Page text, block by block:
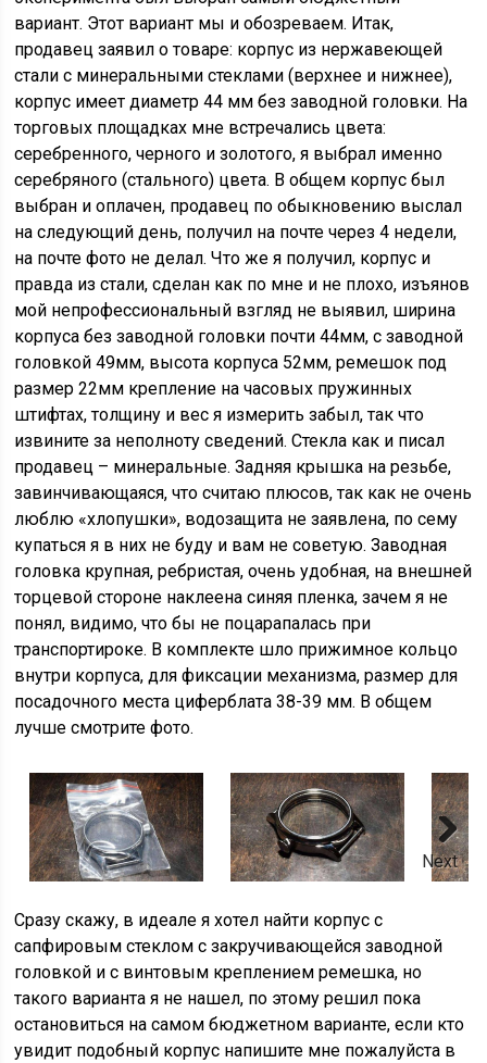
вариант. Этот вариант мы и обозреваем. Итак,
продавец заявил о товаре: корпус из нержавеющей
стали с минеральными стеклами (верхнее и нижнее),
корпус имеет диаметр 44 мм без заводной головки. На
торговых площадках мне встречались цвета:
серебренного, черного и золотого, я выбрал именно
серебряного (стального) цвета. В общем корпус был
выбран и оплачен, продавец по обыкновению выслал
на следующий день, получил на почте через 4 недели,
на почте фото не делал. Что же я получил, корпус и
правда из стали, сделан как по мне и не плохо, изъянов
мой непрофессиональный взгляд не выявил, ширина
корпуса без заводной головки почти 44мм, с заводной
головкой 49мм, высота корпуса 52мм, ремешок под
размер 22мм крепление на часовых пружинных
штифтах, толщину и вес я измерить забыл, так что
извините за неполноту сведений. Стекла как и писал
продавец – минеральные. Задняя крышка на резьбе,
завинчивающаяся, что считаю плюсов, так как не очень
люблю «хлопушки», водозащита не заявлена, по сему
купаться я в них не буду и вам не советую. Заводная
головка крупная, ребристая, очень удобная, на внешней
торцевой стороне наклеена синяя пленка, зачем я не
понял, видимо, что бы не поцарапалась при
транспортироке. В комплекте шло прижимное кольцо
внутри корпуса, для фиксации механизма, размер для
посадочного места циферблата 38-39 мм. В общем
лучше смотрите фото.
Next
Сразу скажу, в идеале я хотел найти корпус с
сапфировым стеклом с закручивающейся заводной
головкой и с винтовым креплением ремешка, но
такого варианта я не нашел, по этому решил пока
остановиться на самом бюджетном варианте, если кто
увидит подобный корпус напишите мне пожалуйста в